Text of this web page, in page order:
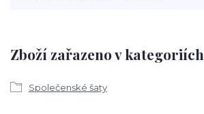
Zboží zařazeno v kategoriích
Společenské šaty